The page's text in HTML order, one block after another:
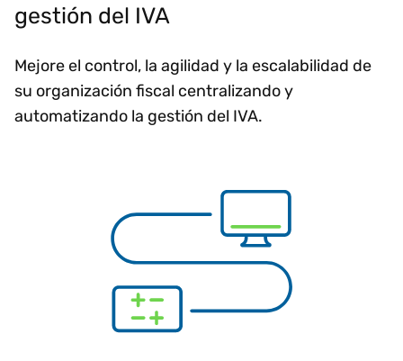
gestión del IVA
Mejore el control, la agilidad y la escalabilidad de
su organización fiscal centralizando y
automatizando la gestión del IVA.